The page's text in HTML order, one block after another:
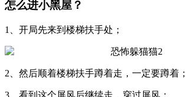
怎么进小黑屋？
1、开局先来到楼梯扶手处；
2、然后顺着楼梯扶手蹲着走，一定要蹲着；